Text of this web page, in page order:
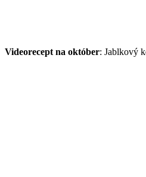
Videorecept na október: Jablkový